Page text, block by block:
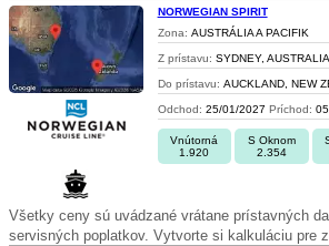
NORWEGIAN SPIRIT
Zona: AUSTRÁLIA A PACIFIK
Z prístavu: SYDNEY, AUSTRALIA
Do prístavu: AUCKLAND, NEW
Odchod: 25/01/2027 Príchod:
Vnútorná
1.920
S Oknom
2.354
Všetky ceny sú uvádzané vrátane prístavných
servisných poplatkov. Vytvorte si kalkuláciu pre